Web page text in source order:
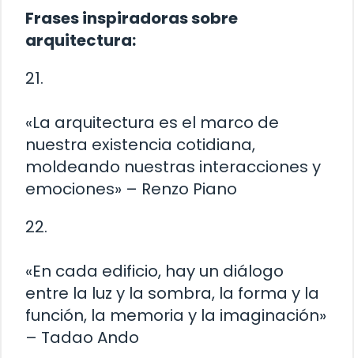
Frases inspiradoras sobre
arquitectura:
21.
«La arquitectura es el marco de
nuestra existencia cotidiana,
moldeando nuestras interacciones y
emociones» – Renzo Piano
22.
«En cada edificio, hay un diálogo
entre la luz y la sombra, la forma y la
función, la memoria y la imaginación»
– Tadao Ando